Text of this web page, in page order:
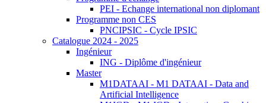
PEI - Echange international non diplomant
Programme non CES
PNCIPSIC - Cycle IPSIC
Catalogue 2024 - 2025
Ingénieur
ING - Diplôme d'ingénieur
Master
M1DATAAI - M1 DATAAI - Data and
Artificial Intelligence